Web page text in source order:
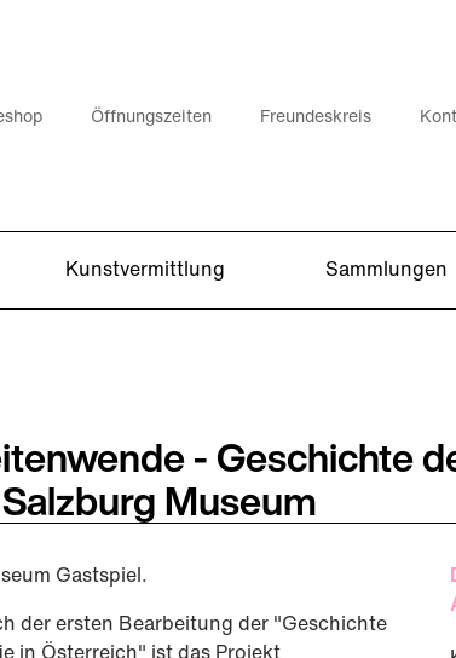
Öffnungszeiten Freundeskreis
Kunstvermittlung Sammlungen
- Geschichte
Museum
Gastspiel.
der ersten Bearbeitung der "Geschichte
in Österreich" ist das Projekt